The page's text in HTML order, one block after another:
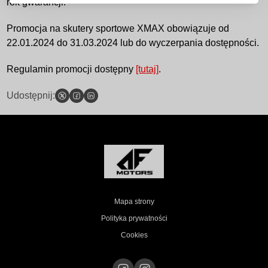
Promocja na skutery sportowe XMAX obowiązuje od
22.01.2024 do 31.03.2024 lub do wyczerpania dostępności.
Regulamin promocji dostępny [tutaj].
Udostępnij:
Mapa strony
Polityka prywatności
Cookies